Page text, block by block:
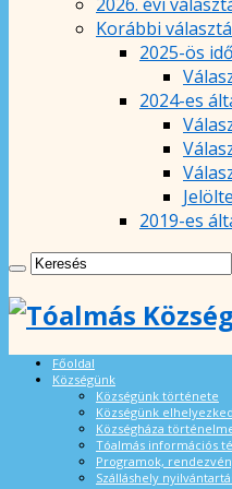
Korábbi
2025-ös
2024-es
2019-es
Főoldal
Községünk
Községünk története
Községünk
Községháza
Tóalmás információs
Programok,
Szálláshely